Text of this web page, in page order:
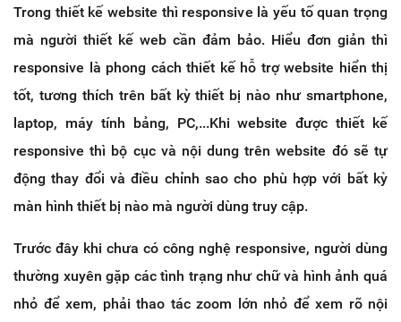
Trong thiết kế website thì responsive là yếu tố quan trọng
mà người thiết kế web cần đảm bảo. Hiểu đơn giản thì
responsive là phong cách thiết kế hỗ trợ website hiển thị
tốt, tương thích trên bất kỳ thiết bị nào như smartphone,
laptop, máy tính bảng, PC,...Khi website được thiết kế
responsive thì bộ cục và nội dung trên website đó sẽ tự
động thay đổi và điều chỉnh sao cho phù hợp với bất kỳ
màn hình thiết bị nào mà người dùng truy cập.
Trước đây khi chưa có công nghệ responsive, người dùng
thường xuyên gặp các tình trạng như chữ và hình ảnh quá
nhỏ để xem, phải thao tác zoom lớn nhỏ để xem rõ nội